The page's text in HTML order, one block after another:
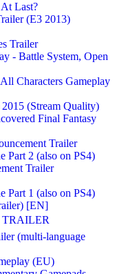
Last?
(E3 2013)
Trailer
- Battle System, Open
Characters Gameplay
(Stream Quality)
Final Fantasy
Trailer
Part 2 (also on PS4)
Trailer
Part 1 (also on PS4)
[EN]
TRAILER
(multi-language
(EU)